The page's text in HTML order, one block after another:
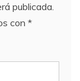
publicada.
con *